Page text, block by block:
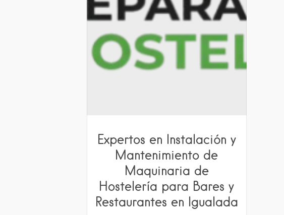
Expertos en Instalación y
Mantenimiento de
Maquinaria de
Hostelería para Bares y
Restaurantes en Igualada